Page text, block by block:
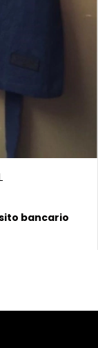
bancario